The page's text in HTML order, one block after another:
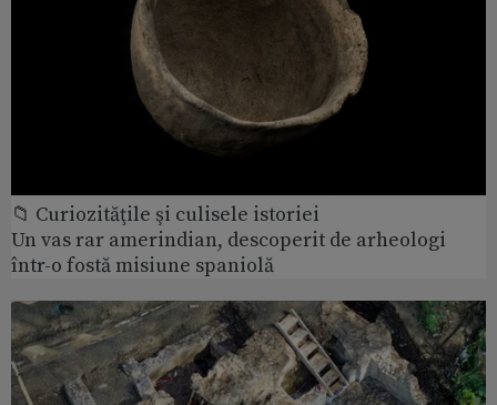
📁 Curiozităţile şi culisele istoriei
Un vas rar amerindian, descoperit de arheologi
într-o fostă misiune spaniolă